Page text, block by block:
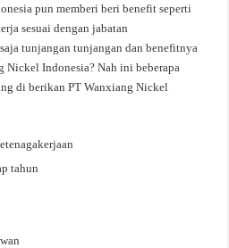
pun memberi beri benefit seperti
sesuai dengan jabatan
tunjangan tunjangan dan benefitnya
Nickel Indonesia? Nah ini beberapa
di berikan PT Wanxiang Nickel
tahun